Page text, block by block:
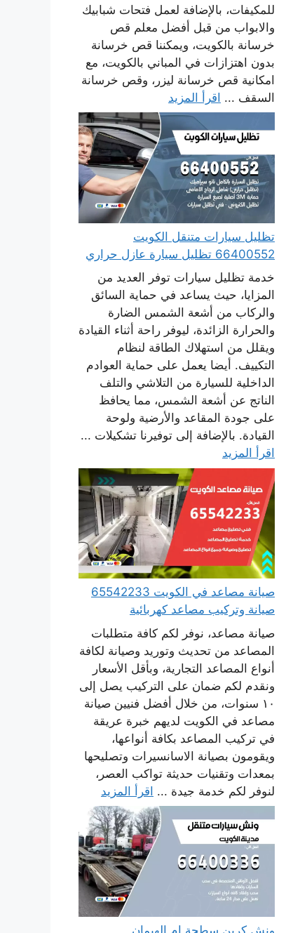
للمكيفات، بالإضافة لعمل فتحات شبابيك
والابواب من قبل أفضل معلم قص
خرسانة بالكويت، ويمكننا قص خرسانة
بدون اهتزازات في المباني بالكويت، مع
امكانية قص خرسانة ليزر، وقص خرسانة
السقف ... اقرأ المزيد
تظليل سيارات متنقل الكويت
66400552 تظليل سيارة عازل حراري
خدمة تظليل سيارات توفر العديد من
المزايا، حيث يساعد في حماية السائق
والركاب من أشعة الشمس الضارة
والحرارة الزائدة، ليوفر راحة أثناء القيادة
ويقلل من استهلاك الطاقة لنظام
التكييف. أيضا يعمل على حماية العوادم
الداخلية للسيارة من التلاشي والتلف
الناتج عن أشعة الشمس، مما يحافظ
على جودة المقاعد والأرضية ولوحة
القيادة. بالإضافة إلى توفيرنا تشكيلات ...
اقرأ المزيد
صيانة مصاعد في الكويت 65542233
صيانة وتركيب مصاعد كهربائية
صيانة مصاعد، نوفر لكم كافة متطلبات
المصاعد من تحديث وتوريد وصيانة لكافة
أنواع المصاعد التجارية، وبأقل الأسعار
ونقدم لكم ضمان على التركيب يصل إلى
١٠ سنوات، من خلال أفضل فنيين صيانة
مصاعد في الكويت لديهم خبرة عريقة
في تركيب المصاعد بكافة أنواعها،
ويقومون بصيانة الاسانسيرات وتصليحها
بمعدات وتقنيات حديثة تواكب العصر،
لنوفر لكم خدمة جيدة ... اقرأ المزيد
ونش كرين سطحة ام الهيمان